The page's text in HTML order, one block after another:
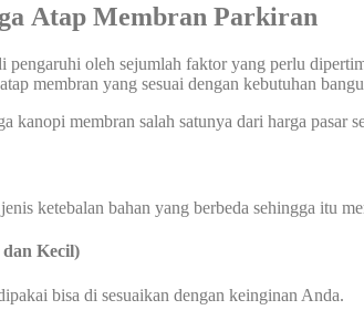
Atap Membran Parkiran
pengaruhi oleh sejumlah faktor yang perlu
membran yang sesuai dengan kebutuhan
kanopi membran salah satunya dari harga
ketebalan bahan yang berbeda sehingga itu
dan Kecil)
bisa di sesuaikan dengan keinginan Anda.